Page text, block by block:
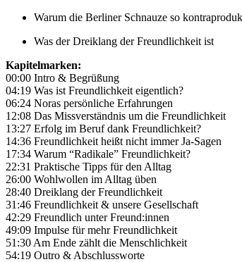
Warum die Berliner Schnauze so
Was der Dreiklang der Freundlichkeit ist
Kapitelmarken:
00:00 Intro & Begrüßung
04:19 Was ist Freundlichkeit eigentlich?
06:24 Noras persönliche Erfahrungen
12:08 Das Missverständnis um die Freundlichkeit
13:27 Erfolg im Beruf dank Freundlichkeit?
14:36 Freundlichkeit heißt nicht immer Ja-Sagen
17:34 Warum “Radikale” Freundlichkeit?
22:31 Praktische Tipps für den Alltag
26:00 Wohlwollen im Alltag üben
28:40 Dreiklang der Freundlichkeit
31:46 Freundlichkeit & unsere Gesellschaft
42:29 Freundlich unter Freund:innen
49:09 Impulse für mehr Freundlichkeit
51:30 Am Ende zählt die Menschlichkeit
54:19 Outro & Abschlussworte